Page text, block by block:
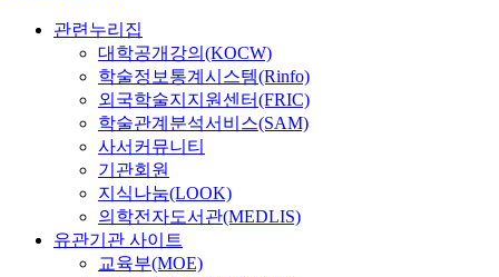
관련누리집
대학공개강의(KOCW)
학술정보통계시스템(Rinfo)
외국학술지지원센터(FRIC)
학술관계분석서비스(SAM)
사서커뮤니티
기관회원
지식나눔(LOOK)
의학전자도서관(MEDLIS)
유관기관 사이트
교육부(MOE)